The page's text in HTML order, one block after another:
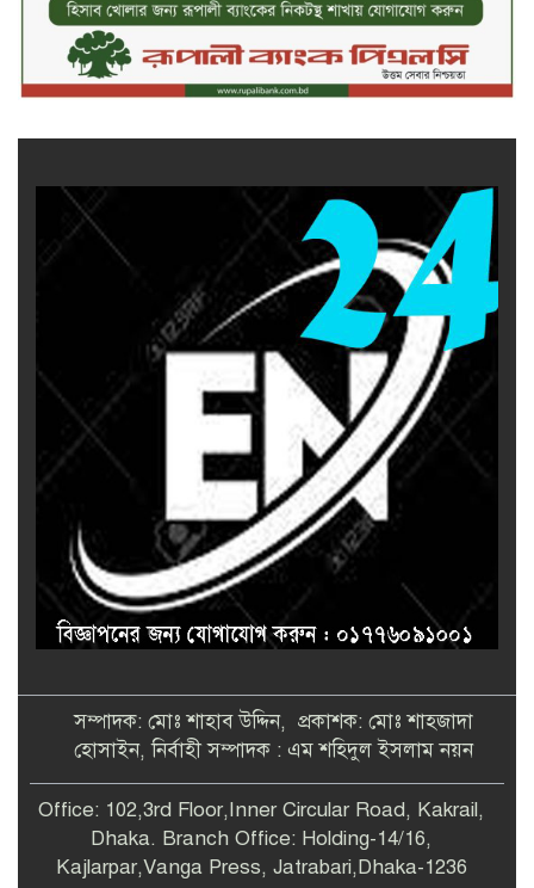
সম্পাদক: মোঃ শাহাব উদ্দিন, প্রকাশক: মোঃ শাহজাদা
হোসাইন, নির্বাহী সম্পাদক : এম শহিদুল ইসলাম নয়ন
Office: 102,3rd Floor,Inner Circular Road, Kakrail,
Dhaka. Branch Office: Holding-14/16,
Kajlarpar,Vanga Press, Jatrabari,Dhaka-1236